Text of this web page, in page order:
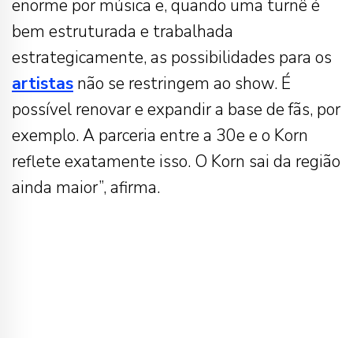
enorme por música e, quando uma turnê é
bem estruturada e trabalhada
estrategicamente, as possibilidades para os
artistas não se restringem ao show. É
possível renovar e expandir a base de fãs, por
exemplo. A parceria entre a 30e e o Korn
reflete exatamente isso. O Korn sai da região
ainda maior”, afirma.